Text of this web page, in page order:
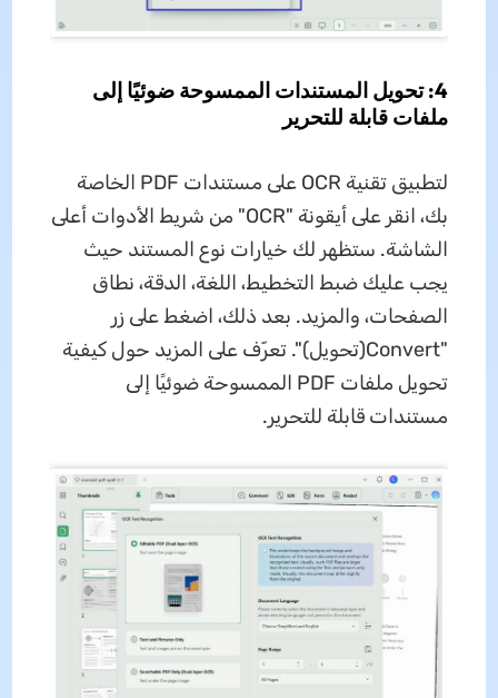
4: تحويل المستندات الممسوحة ضوئيًا إلى
ملفات قابلة للتحرير
لتطبيق تقنية OCR على مستندات PDF الخاصة
بك، انقر على أيقونة "OCR" من شريط الأدوات أعلى
الشاشة. ستظهر لك خيارات نوع المستند حيث
يجب عليك ضبط التخطيط، اللغة، الدقة، نطاق
الصفحات، والمزيد. بعد ذلك، اضغط على زر
"Convert(تحويل)". تعرّف على المزيد حول كيفية
تحويل ملفات PDF الممسوحة ضوئيًا إلى
مستندات قابلة للتحرير.